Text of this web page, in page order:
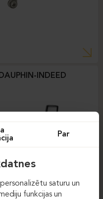
INDEED
krēsli
Par
saturu un
funkcijas un